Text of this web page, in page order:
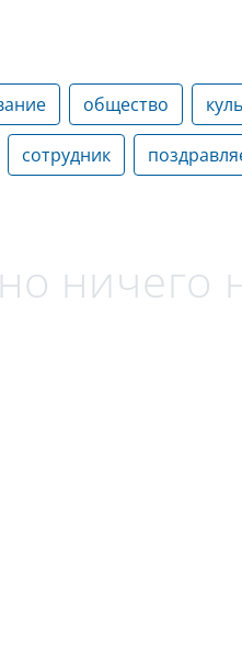
общество
сотрудник
ничего